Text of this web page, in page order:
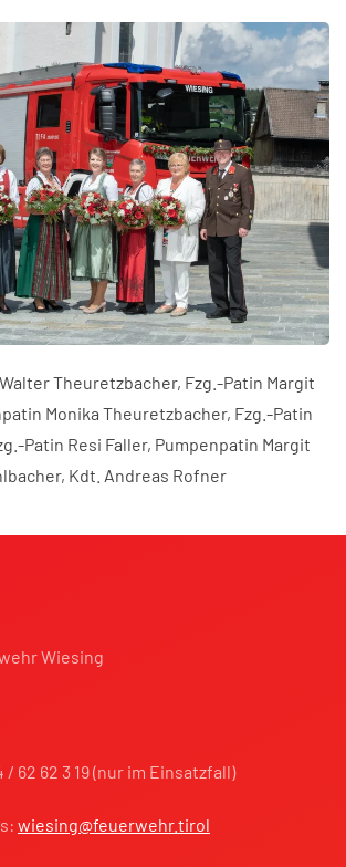
Theuretzbacher, Fzg.-Patin Margit
Monika Theuretzbacher, Fzg.-Patin
Patin Resi Faller, Pumpenpatin Margit
Kdt. Andreas Rofner
Wiesing
62 62 3 19 (nur im Einsatzfall)
wiesing@feuerwehr.tirol